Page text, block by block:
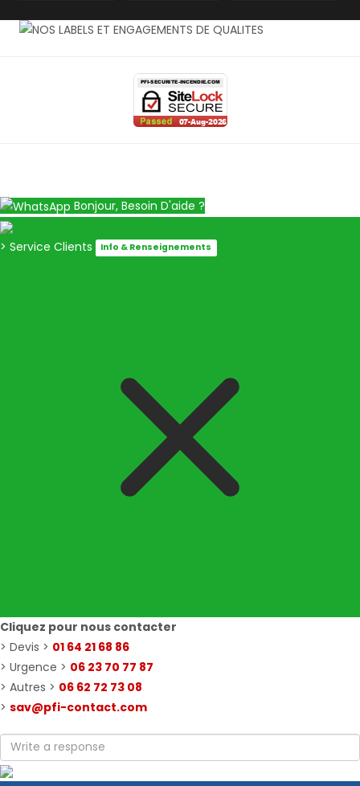
Bonjour, Besoin D'aide ?
> Service Clients Info & Renseignements
Cliquez pour nous contacter
> Devis > 01 64 21 68 86
> Urgence > 06 23 70 77 87
> Autres > 06 62 72 73 08
> sav@pfi-contact.com